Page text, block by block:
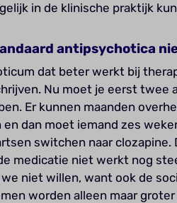
in de klinische praktijk
antipsychotica
dat beter werkt bij
Nu moet je eerst twee
Er kunnen maanden
dan moet iemand zes
switchen naar clozapine.
medicatie niet werkt nog
niet willen, want ook de
worden alleen maar